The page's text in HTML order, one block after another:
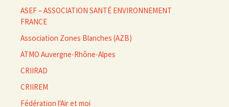
ASEF – ASSOCIATION SANTÉ ENVIRONNEMENT
FRANCE
Association Zones Blanches (AZB)
ATMO Auvergne-Rhône-Alpes
CRIIRAD
CRIIREM
Fédération l'Air et moi